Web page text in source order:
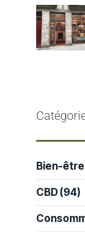
Bien-être
CBD (94)